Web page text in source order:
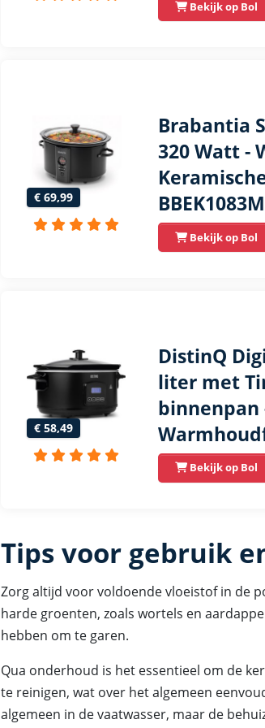
Bekijk op Bol
€ 69,99
Brabantia
320 Watt -
Bekijk op Bol
€ 58,49
DistinQ
liter met
binnenpan
Bekijk op Bol
Tips voor gebruik
Zorg altijd voor voldoende vloeistof in de
harde groenten, zoals wortels en
hebben om te garen.
Qua onderhoud is het essentieel om de
te reinigen, wat over het algemeen
algemeen in de vaatwasser, maar de